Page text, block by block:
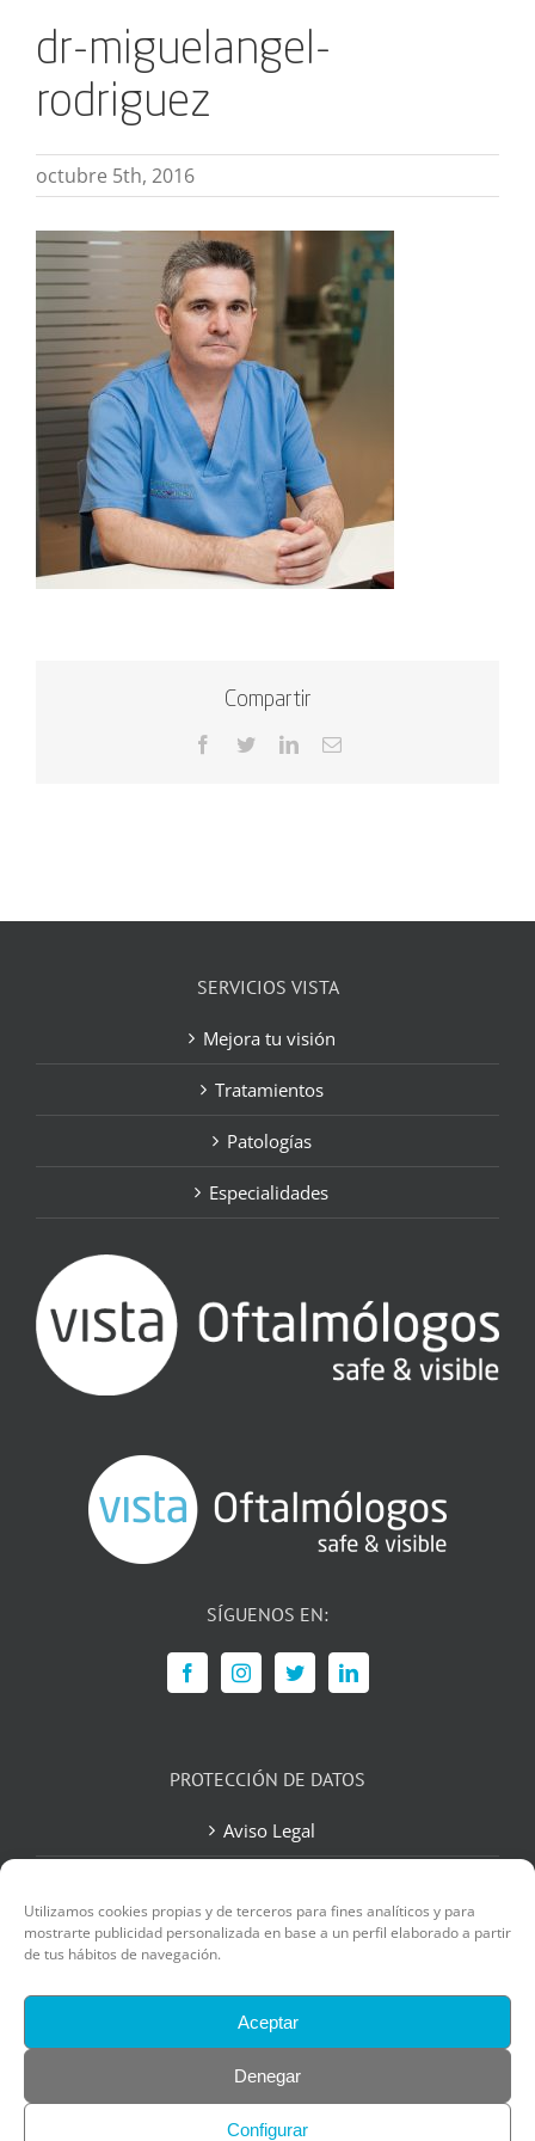
Utilizamos cookies propias y de terceros para fines analíticos y para
mostrarte publicidad personalizada en base a un perfil elaborado a partir
de tus hábitos de navegación.
Aceptar
Denegar
Configurar
dr-miguelangel-
rodriguez
octubre 5th, 2016
Compartir
Facebook
TwitterLinkedInCorreo
SERVICIOS VISTA
Mejora tu visión
Tratamientos
Patologías
Especialidades
SÍGUENOS EN:
PROTECCIÓN DE DATOS
Aviso Legal
Política de Cookies